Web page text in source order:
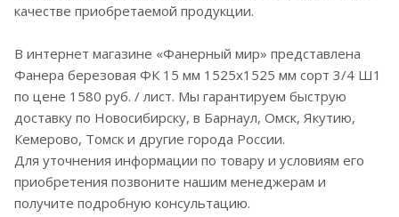
качестве приобретаемой продукции.
В интернет магазине «Фанерный мир» представлена
Фанера березовая ФК 15 мм 1525x1525 мм сорт 3/4 Ш1
по цене 1580 руб. / лист. Мы гарантируем быструю
доставку по Новосибирску, в Барнаул, Омск, Якутию,
Кемерово, Томск и другие города России.
Для уточнения информации по товару и условиям его
приобретения позвоните нашим менеджерам и
получите подробную консультацию.